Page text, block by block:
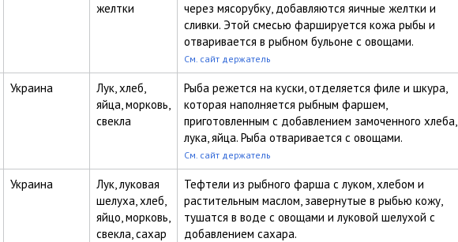
желтки
через мясорубку, добавляются яичные желтки и
сливки. Этой смесью фаршируется кожа рыбы и
отваривается в рыбном бульоне с овощами.
См. сайт держатель
Украина
Лук, хлеб,
яйца, морковь,
свекла
Рыба режется на куски, отделяется филе и шкура,
которая наполняется рыбным фаршем,
приготовленным с добавлением замоченного хлеба,
лука, яйца. Рыба отваривается с овощами.
См. сайт держатель
Украина
Лук, луковая
шелуха, хлеб,
яйцо, морковь,
свекла, сахар
Тефтели из рыбного фарша с луком, хлебом и
растительным маслом, завернутые в рыбью кожу,
тушатся в воде с овощами и луковой шелухой с
добавлением сахара.